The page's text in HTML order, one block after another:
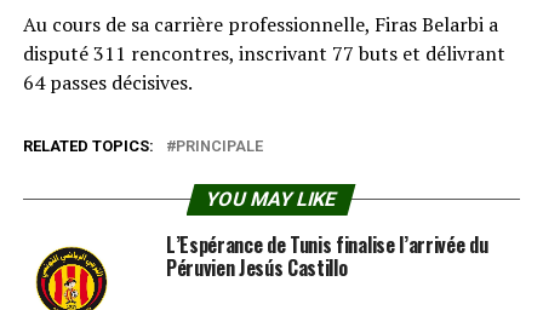
Au cours de sa carrière professionnelle, Firas Belarbi a
disputé 311 rencontres, inscrivant 77 buts et délivrant
64 passes décisives.
RELATED TOPICS: PRINCIPALE
YOU MAY LIKE
L’Espérance de Tunis finalise l’arrivée du
Péruvien Jesús Castillo